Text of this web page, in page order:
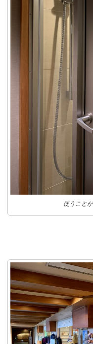
使うこと